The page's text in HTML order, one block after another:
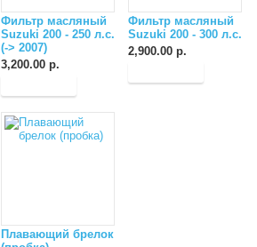
Фильтр масляный
Suzuki 200 - 250 л.с.
(-> 2007)
3,200.00 р.
Фильтр масляный
Suzuki 200 - 300 л.с.
2,900.00 р.
Плавающий брелок